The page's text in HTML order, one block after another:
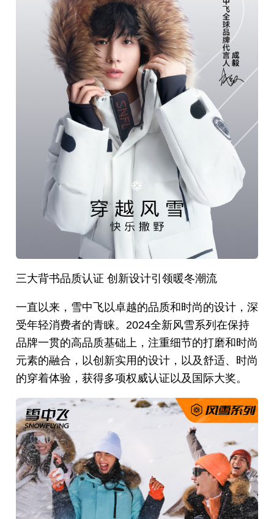
三大背书品质认证 创新设计引领暖冬潮流
一直以来，雪中飞以卓越的品质和时尚的设计，深
受年轻消费者的青睐。2024全新风雪系列在保持
品牌一贯的高品质基础上，注重细节的打磨和时尚
元素的融合，以创新实用的设计，以及舒适、时尚
的穿着体验，获得多项权威认证以及国际大奖。